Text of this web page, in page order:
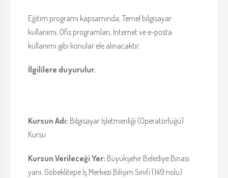
Eğitim programı kapsamında; Temel bilgisayar
kullanımı, Ofis programları, İnternet ve e-posta
kullanımı gibi konular ele alınacaktır.
İlgililere duyurulur.
Kursun Adı: Bilgisayar İşletmenliği (Operatörlüğü)
Kursu
Kursun Verileceği Yer: Büyükşehir Belediye Binası
yanı, Göbeklitepe İş Merkezi Bilişim Sınıfı (149 nolu)